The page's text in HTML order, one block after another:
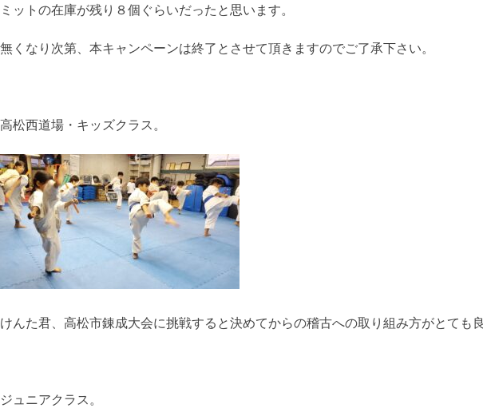
ミットの在庫が残り８個ぐらいだったと思います。
無くなり次第、本キャンペーンは終了とさせて頂きますのでご了承下さい。
高松西道場・キッズクラス。
けんた君、高松市錬成大会に挑戦すると決めてからの稽古への取り組み方がとても
ジュニアクラス。